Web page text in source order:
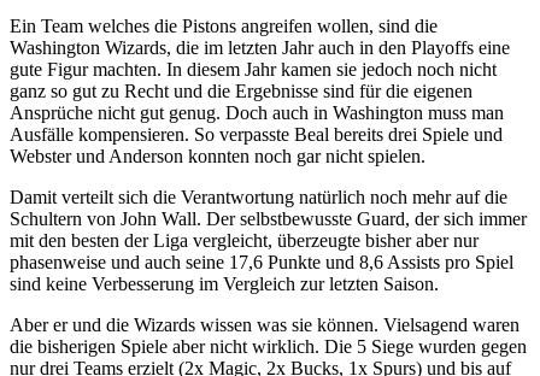
Ein Team welches die Pistons angreifen wollen, sind die
Washington Wizards, die im letzten Jahr auch in den Playoffs eine
gute Figur machten. In diesem Jahr kamen sie jedoch noch nicht
ganz so gut zu Recht und die Ergebnisse sind für die eigenen
Ansprüche nicht gut genug. Doch auch in Washington muss man
Ausfälle kompensieren. So verpasste Beal bereits drei Spiele und
Webster und Anderson konnten noch gar nicht spielen.
Damit verteilt sich die Verantwortung natürlich noch mehr auf die
Schultern von John Wall. Der selbstbewusste Guard, der sich immer
mit den besten der Liga vergleicht, überzeugte bisher aber nur
phasenweise und auch seine 17,6 Punkte und 8,6 Assists pro Spiel
sind keine Verbesserung im Vergleich zur letzten Saison.
Aber er und die Wizards wissen was sie können. Vielsagend waren
die bisherigen Spiele aber nicht wirklich. Die 5 Siege wurden gegen
nur drei Teams erzielt (2x Magic, 2x Bucks, 1x Spurs) und bis auf